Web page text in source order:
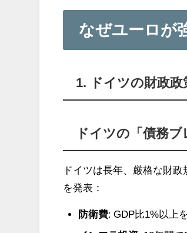
なぜユーロが
1. ドイツの財政政
ドイツの「債務
ドイツは長年、厳格な財
を発表：
防衛費: GDP比1%以上